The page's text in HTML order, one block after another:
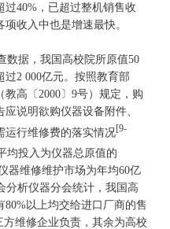
40%，已超过整机销售收
收入中也是增速最快。
据，我国高校院所原值50
2 000亿元。按照教育部
教高〔2000〕9号）规定，购
说明欲购仪器设备附件、
运行维修费的落实情况[9-
均投入为仪器总原值的
器维修维护市场为年均60亿
分析仪器分会统计，我国高
以上均交给进口厂商的售
维修企业负责，其余为高校